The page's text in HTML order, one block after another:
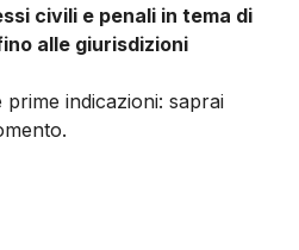
civili e penali in tema di
alle giurisdizioni
indicazioni: saprai